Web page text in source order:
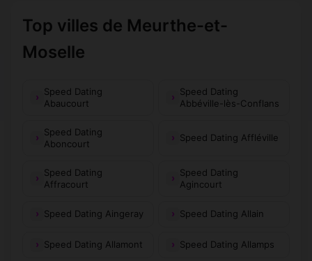
Top villes de Meurthe-et-
Moselle
Speed Dating
Abaucourt
Speed Dating
Abbéville-lès-Conflans
Speed Dating
Aboncourt
Speed Dating Affléville
Speed Dating
Affracourt
Speed Dating
Agincourt
Speed Dating Aingeray Speed Dating Allain
Speed Dating Allamont Speed Dating Allamps